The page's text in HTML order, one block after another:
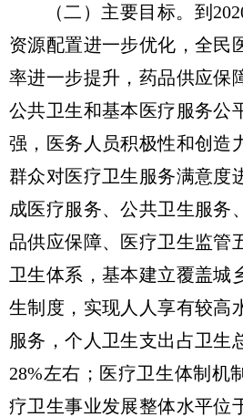
（二）主要目标。 到
资源配置进一步优化，全民
率进一步提升，药品供应保
公共卫生和基本医疗服务公
强，医务人员积极性和创造
群众对医疗卫生服务满意度
成医疗服务、公共卫生服务
品供应保障、医疗卫生监管
卫生体系，基本建立覆盖城
生制度，实现人人享有较高
服务，个人卫生支出占卫生
28%左右；医疗卫生体制机
疗卫生事业发展整体水平位